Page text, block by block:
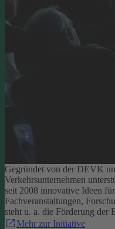
Gegründet von der DEVK
Verkehrsunternehmen
seit 2008 innovative Ideen
Fachveranstaltungen,
steht u. a. die Förderung
Mehr zur Initiative